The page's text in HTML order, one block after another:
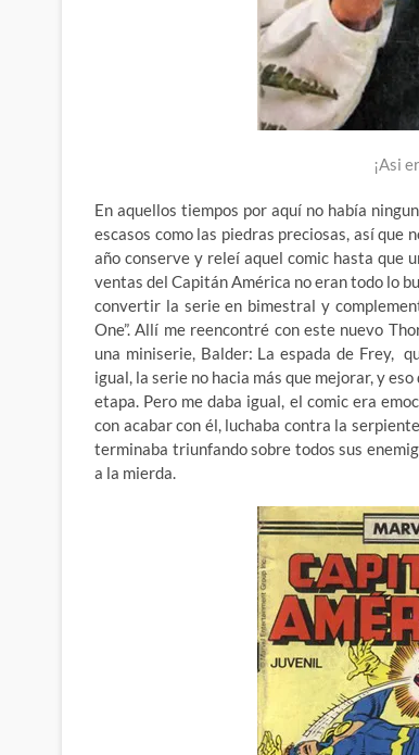
¡Asi
En aquellos tiempos por aquí no había
escasos como las piedras preciosas, así que
año conserve y releí aquel comic hasta que
ventas del Capitán América no eran todo lo
convertir la serie en bimestral y
One”. Allí me reencontré con este nuevo
una miniserie, Balder: La espada de Frey,
igual, la serie no hacia más que mejorar, y
etapa. Pero me daba igual, el comic era
con acabar con él, luchaba contra la
terminaba triunfando sobre todos sus
a la mierda.